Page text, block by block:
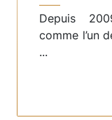
Depuis
comme l’un
...